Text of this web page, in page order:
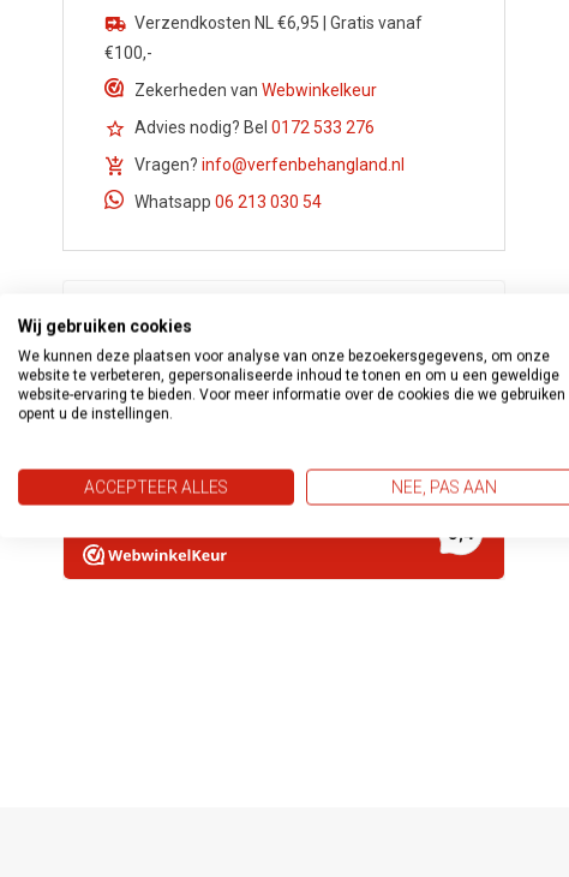
Verzendkosten NL €6,95 | Gratis vanaf
€100,-
Zekerheden van Webwinkelkeur
Advies nodig? Bel 0172 533 276
Vragen? info@verfenbehangland.nl
Whatsapp 06 213 030 54
Wij gebruiken cookies
We kunnen deze plaatsen voor analyse van onze bezoekersgegevens, om onze
website te verbeteren, gepersonaliseerde inhoud te tonen en om u een geweldige
website-ervaring te bieden. Voor meer informatie over de cookies die we gebruiken
opent u de instellingen.
ACCEPTEER ALLES NEE, PAS AAN